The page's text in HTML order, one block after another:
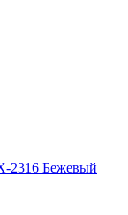
2316 Бежевый